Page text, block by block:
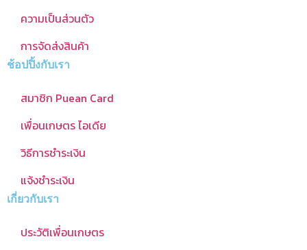
ความเป็นส่วนตัว
การจัดส่งสินค้า
ช้อปปิ้งกับเรา
สมาชิก Puean Card
เพื่อนเกษตร ไอเดีย
วิธีการชำระเงิน
แจ้งชำระเงิน
เกี่ยวกับเรา
ประวัติเพื่อนเกษตร